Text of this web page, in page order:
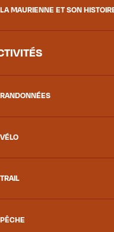
LA MAURIENNE ET SON
RANDONNÉES
VÉLO
TRAIL
PÊCHE
51 chemin du
Montrond